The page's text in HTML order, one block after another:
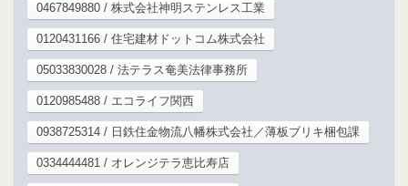
0467849880 / 株式会社神明ステンレス工業
0120431166 / 住宅建材ドットコム株式会社
05033830028 / 法テラス奄美法律事務所
0120985488 / エコライフ関西
0938725314 / 日鉄住金物流八幡株式会社／薄板ブリキ梱包課
0334444481 / オレンジテラ恵比寿店